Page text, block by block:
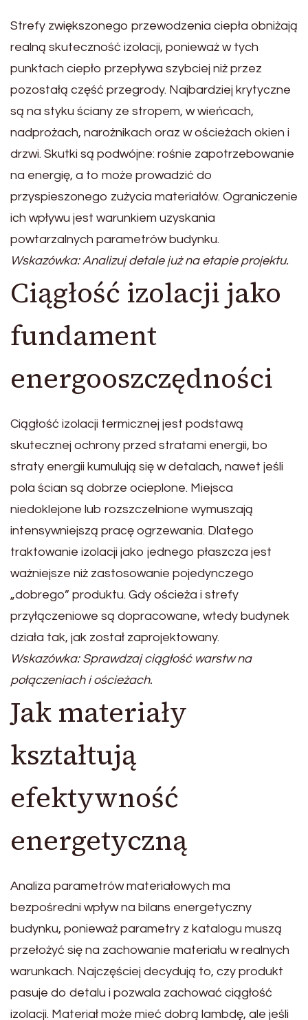
Strefy zwiększonego przewodzenia ciepła obniżają
realną skuteczność izolacji, ponieważ w tych
punktach ciepło przepływa szybciej niż przez
pozostałą część przegrody. Najbardziej krytyczne
są na styku ściany ze stropem, w wieńcach,
nadprożach, narożnikach oraz w ościeżach okien i
drzwi. Skutki są podwójne: rośnie zapotrzebowanie
na energię, a to może prowadzić do
przyspieszonego zużycia materiałów. Ograniczenie
ich wpływu jest warunkiem uzyskania
powtarzalnych parametrów budynku.
Wskazówka: Analizuj detale już na etapie projektu.
Ciągłość izolacji jako
fundament
energooszczędności
Ciągłość izolacji termicznej jest podstawą
skutecznej ochrony przed stratami energii, bo
straty energii kumulują się w detalach, nawet jeśli
pola ścian są dobrze ocieplone. Miejsca
niedoklejone lub rozszczelnione wymuszają
intensywniejszą pracę ogrzewania. Dlatego
traktowanie izolacji jako jednego płaszcza jest
ważniejsze niż zastosowanie pojedynczego
„dobrego” produktu. Gdy ościeża i strefy
przyłączeniowe są dopracowane, wtedy budynek
działa tak, jak został zaprojektowany.
Wskazówka: Sprawdzaj ciągłość warstw na
połączeniach i ościeżach.
Jak materiały
kształtują
efektywność
energetyczną
Analiza parametrów materiałowych ma
bezpośredni wpływ na bilans energetyczny
budynku, ponieważ parametry z katalogu muszą
przełożyć się na zachowanie materiału w realnych
warunkach. Najczęściej decydują to, czy produkt
pasuje do detalu i pozwala zachować ciągłość
izolacji. Materiał może mieć dobrą lambdę, ale jeśli